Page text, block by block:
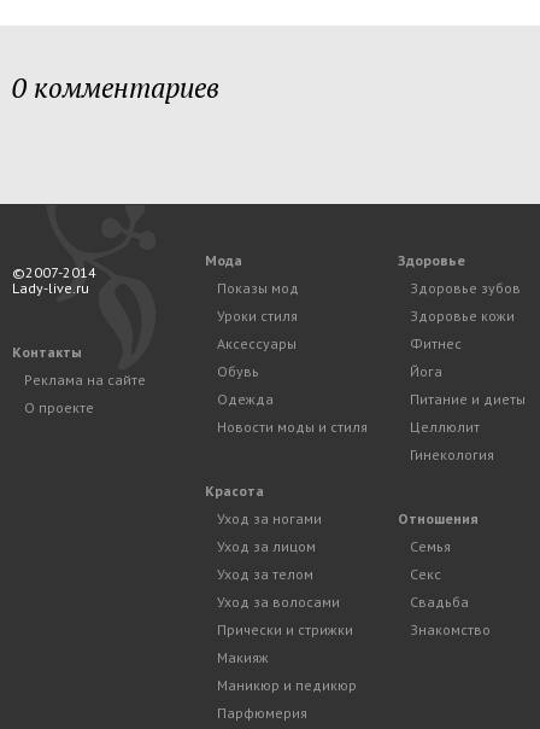
0 комментариев
©2007-2014
Lady-live.ru
Контакты
Реклама на сайте
О проекте
Мода
Показы мод
Уроки стиля
Аксессуары
Обувь
Одежда
Новости моды и стиля
Красота
Уход за ногами
Уход за лицом
Уход за телом
Уход за волосами
Прически и стрижки
Макияж
Маникюр и педикюр
Парфюмерия
Здоровье
Здоровье зубов
Здоровье кожи
Фитнес
Йога
Питание и диеты
Целлюлит
Гинекология
Отношения
Семья
Секс
Свадьба
Знакомство